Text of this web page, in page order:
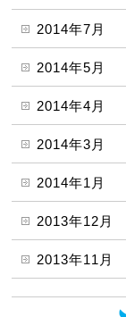
2014年7月
2014年5月
2014年4月
2014年3月
2014年1月
2013年12月
2013年11月